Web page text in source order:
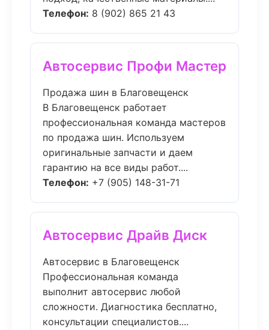
Телефон: 8 (902) 865 21 43
Автосервис Профи Мастер
Продажа шин в Благовещенск
В Благовещенск работает
профессиональная команда мастеров
по продажа шин. Используем
оригинальные запчасти и даем
гарантию на все виды работ....
Телефон: +7 (905) 148-31-71
Автосервис Драйв Диск
Автосервис в Благовещенск
Профессиональная команда
выполнит автосервис любой
сложности. Диагностика бесплатно,
консультации специалистов....